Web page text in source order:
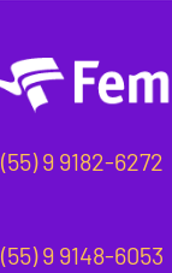
(55) 9 9182-6272
(55) 9 9148-6053